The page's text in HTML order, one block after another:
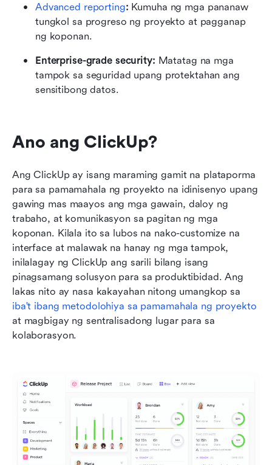
Advanced reporting: Kumuha ng mga pananaw
tungkol sa progreso ng proyekto at pagganap
ng koponan.
Enterprise-grade security: Matatag na mga
tampok sa seguridad upang protektahan ang
sensitibong datos.
Ano ang ClickUp?
Ang ClickUp ay isang maraming gamit na plataporma
para sa pamamahala ng proyekto na idinisenyo upang
gawing mas maayos ang mga gawain, daloy ng
trabaho, at komunikasyon sa pagitan ng mga
koponan. Kilala ito sa lubos na nako-customize na
interface at malawak na hanay ng mga tampok,
inilalagay ng ClickUp ang sarili bilang isang
pinagsamang solusyon para sa produktibidad. Ang
iba't ibang metodolohiya sa pamamahala ng proyekto
at magbigay ng sentralisadong lugar para sa
kolaborasyon.